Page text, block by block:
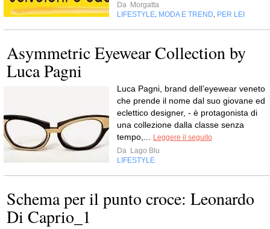
Da Morgatta
LIFESTYLE MODA E TREND PER LEI
Asymmetric Eyewear Collection by
Luca Pagni
Luca Pagni, brand dell’eyewear veneto
che prende il nome dal suo giovane ed
eclettico designer, - è protagonista di
una collezione dalla classe senza
tempo,...
Leggere il seguito
Da Lago Blu
LIFESTYLE
Schema per il punto croce: Leonardo
Di Caprio_1